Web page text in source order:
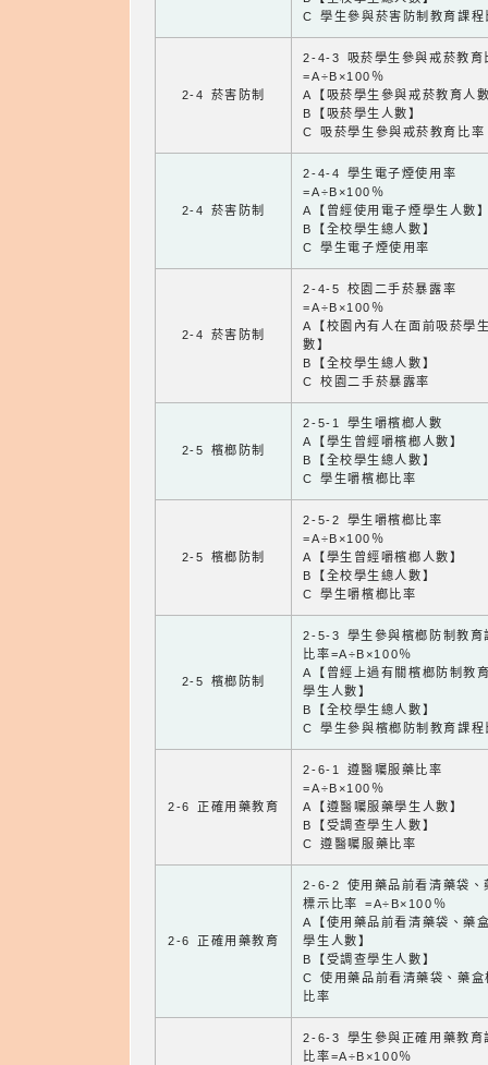
C 學生參與菸害防制教育課程
2-4 菸害防制
2-4-3 吸菸學生參與戒菸教育
=A÷B×100％
A【吸菸學生參與戒菸教育人
B【吸菸學生人數】
C 吸菸學生參與戒菸教育比率
2-4 菸害防制
2-4-4 學生電子煙使用率
=A÷B×100％
A【曾經使用電子煙學生人數
B【全校學生總人數】
C 學生電子煙使用率
2-4 菸害防制
2-4-5 校園二手菸暴露率
=A÷B×100％
A【校園內有人在面前吸菸學
數】
B【全校學生總人數】
C 校園二手菸暴露率
2-5 檳榔防制
2-5-1 學生嚼檳榔人數
A【學生曾經嚼檳榔人數】
B【全校學生總人數】
C 學生嚼檳榔比率
2-5 檳榔防制
2-5-2 學生嚼檳榔比率
=A÷B×100％
A【學生曾經嚼檳榔人數】
B【全校學生總人數】
C 學生嚼檳榔比率
2-5 檳榔防制
2-5-3 學生參與檳榔防制教育
比率=A÷B×100％
A【曾經上過有關檳榔防制教
學生人數】
B【全校學生總人數】
C 學生參與檳榔防制教育課程
2-6 正確用藥教育
2-6-1 遵醫囑服藥比率
=A÷B×100％
A【遵醫囑服藥學生人數】
B【受調查學生人數】
C 遵醫囑服藥比率
2-6 正確用藥教育
2-6-2 使用藥品前看清藥袋、
標示比率 =A÷B×100％
A【使用藥品前看清藥袋、藥
學生人數】
B【受調查學生人數】
C 使用藥品前看清藥袋、藥盒
比率
2-6-3 學生參與正確用藥教育
比率=A÷B×100％